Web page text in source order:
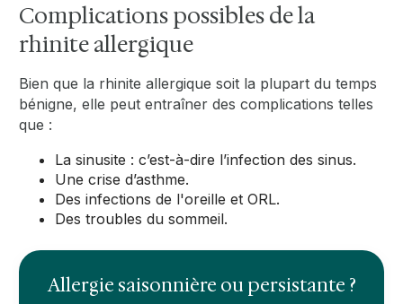
Complications possibles de la
rhinite allergique
Bien que la rhinite allergique soit la plupart du temps
bénigne, elle peut entraîner des complications telles
que :
La sinusite : c’est-à-dire l’infection des sinus.
Une crise d’asthme.
Des infections de l'oreille et ORL.
Des troubles du sommeil.
Allergie saisonnière ou persistante ?